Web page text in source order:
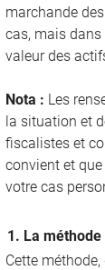
marchande
cas, mais dans
valeur des
Nota : Les
la situation et
fiscalistes et
convient et
votre cas
1. La
Cette